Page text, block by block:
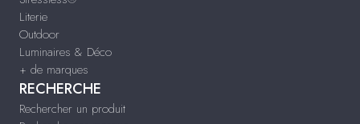
Literie
Outdoor
Luminaires & Déco
+ de marques
RECHERCHE
Rechercher un produit